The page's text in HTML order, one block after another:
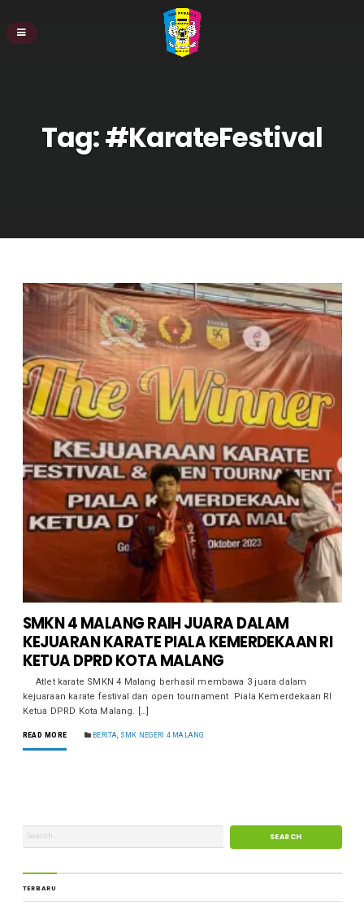
Tag:#KarateFestival
SMKN 4 MALANG RAIH JUARA DALAM
KEJUARAN KARATE PIALA KEMERDEKAAN RI
KETUA DPRD KOTA MALANG
Atlet karate SMKN 4 Malang berhasil membawa 3 juara dalam
kejuaraan karate festival dan open tournament Piala Kemerdekaan RI
Ketua DPRD Kota Malang. […]
READ MORE BERITA SMK NEGERI 4 MALANG
TERBARU